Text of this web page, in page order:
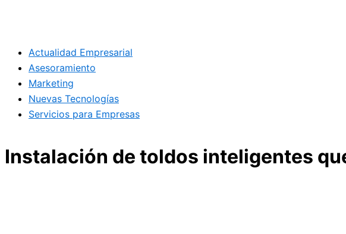
Actualidad Empresarial
Asesoramiento
Marketing
Nuevas Tecnologías
Servicios para Empresas
Instalación de toldos inteligentes